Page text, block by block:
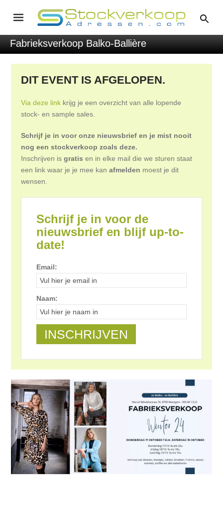
Fabrieksverkoop Balko-Ballière
DIT EVENT IS AFGELOPEN.
Via deze link krijg je een overzicht van alle lopende
stock- en sample sales.
Schrijf je in voor onze nieuwsbrief en je mist nooit
nog een stockverkoop zoals deze.
Inschrijven isgratis en in elke mail die we sturen staat
een link waar je je mee kanafmelden moest je dit
wensen.
Schrijf je in voor de
nieuwsbrief en blijf up-to-
date!
Email:
Naam: